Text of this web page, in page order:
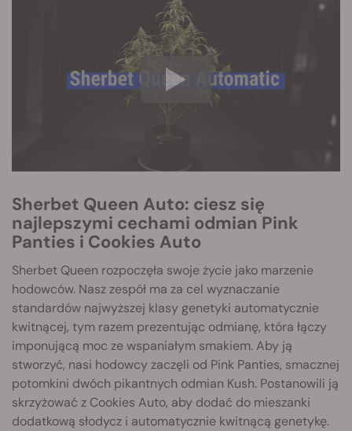
Sherbet Queen Auto: ciesz się
najlepszymi cechami odmian Pink
Panties i Cookies Auto
Sherbet Queen rozpoczęła swoje życie jako marzenie
hodowców. Nasz zespół ma za cel wyznaczanie
standardów najwyższej klasy genetyki automatycznie
kwitnącej, tym razem prezentując odmianę, która łączy
imponującą moc ze wspaniałym smakiem. Aby ją
stworzyć, nasi hodowcy zaczęli od Pink Panties, smacznej
potomkini dwóch pikantnych odmian Kush. Postanowili ją
skrzyżować z Cookies Auto, aby dodać do mieszanki
dodatkową słodycz i automatycznie kwitnącą genetykę.